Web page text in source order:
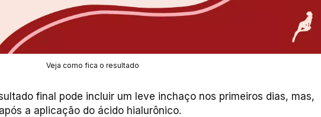
Veja como fica o resultado
final pode incluir um leve inchaço nos primeiros dias, mas,
a aplicação do ácido hialurônico.